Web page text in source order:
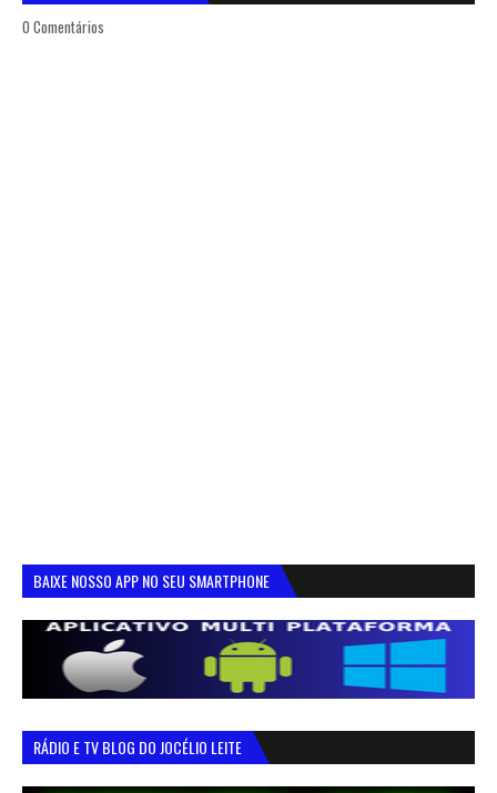
0 Comentários
BAIXE NOSSO APP NO SEU SMARTPHONE
RÁDIO E TV BLOG DO JOCÉLIO LEITE